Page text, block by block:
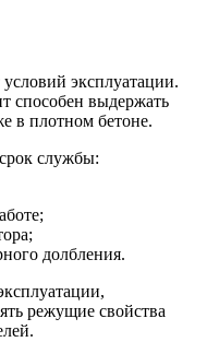
эксплуатации.
способен выдержать
в плотном бетоне.
службы:
долбления.
режущие свойства